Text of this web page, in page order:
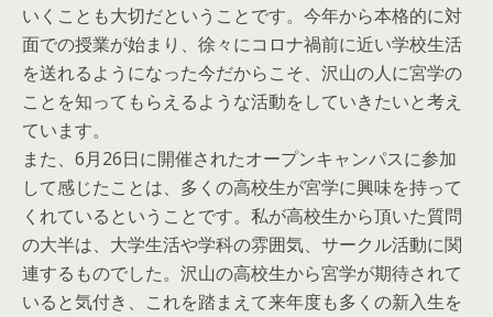
いくことも大切だということです。今年から本格的に対
面での授業が始まり、徐々にコロナ禍前に近い学校生活
を送れるようになった今だからこそ、沢山の人に宮学の
ことを知ってもらえるような活動をしていきたいと考え
ています。
また、6月26日に開催されたオープンキャンパスに参加
して感じたことは、多くの高校生が宮学に興味を持って
くれているということです。私が高校生から頂いた質問
の大半は、大学生活や学科の雰囲気、サークル活動に関
連するものでした。沢山の高校生から宮学が期待されて
いると気付き、これを踏まえて来年度も多くの新入生を